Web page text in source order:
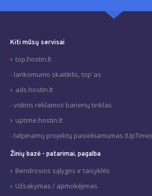
Kiti mūsų servisai
top.hostin.lt
- lankomumo skaitiklis, top`as
ads.hostin.lt
- vidinis reklamos banerių tinklas
uptime.hostin.lt
- talpinamų projektų pasiekiamumas (UpTime)
Žinių bazė - patarimai, pagalba
Bendrosios sąlygos ir taisyklės
Užsakymas / apmokėjimas